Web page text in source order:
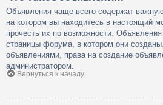
Объявления чаще всего содержат
на котором вы находитесь в настоящий
прочесть их по возможности.
страницы форума, в котором они
объявлениями, права на создание
администратором.
Вернуться к началу